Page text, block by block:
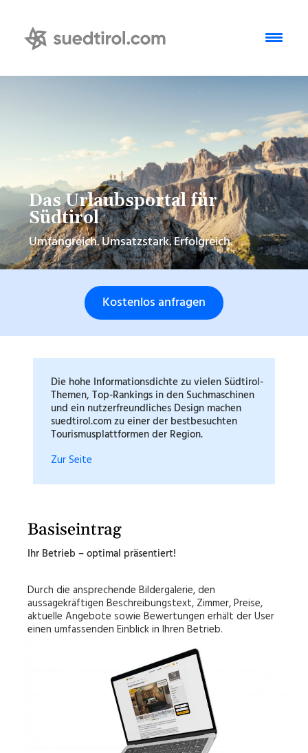
Das Urlaubsportal für
Südtirol
Umfangreich. Umsatzstark. Erfolgreich.
Kostenlos anfragen
Die hohe Informationsdichte zu vielen Südtirol-
Themen, Top-Rankings in den Suchmaschinen
und ein nutzerfreundliches Design machen
suedtirol.com zu einer der bestbesuchten
Tourismusplattformen der Region.
Zur Seite
Basiseintrag
Ihr Betrieb – optimal präsentiert!
Durch die ansprechende Bildergalerie, den
aussagekräftigen Beschreibungstext, Zimmer, Preise,
aktuelle Angebote sowie Bewertungen erhält der User
einen umfassenden Einblick in Ihren Betrieb.